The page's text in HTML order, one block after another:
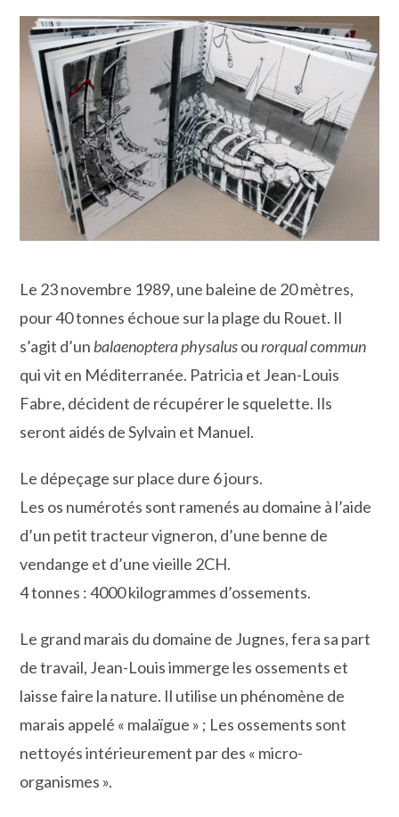
Le 23 novembre 1989, une baleine de 20 mètres,
pour 40 tonnes échoue sur la plage du Rouet. Il
s’agit d’un balaenoptera physalusourorqual commun
qui vit en Méditerranée. Patricia et Jean-Louis
Fabre, décident de récupérer le squelette. Ils
seront aidés de Sylvain et Manuel.
Le dépeçage sur place dure 6 jours.
Les os numérotés sont ramenés au domaine à l’aide
d’un petit tracteur vigneron, d’une benne de
vendange et d’une vieille 2CH.
4 tonnes : 4000 kilogrammes d’ossements.
Le grand marais du domaine de Jugnes, fera sa part
de travail, Jean-Louis immerge les ossements et
laisse faire la nature. Il utilise un phénomène de
marais appelé « malaïgue » ; Les ossements sont
nettoyés intérieurement par des « micro-
organismes ».